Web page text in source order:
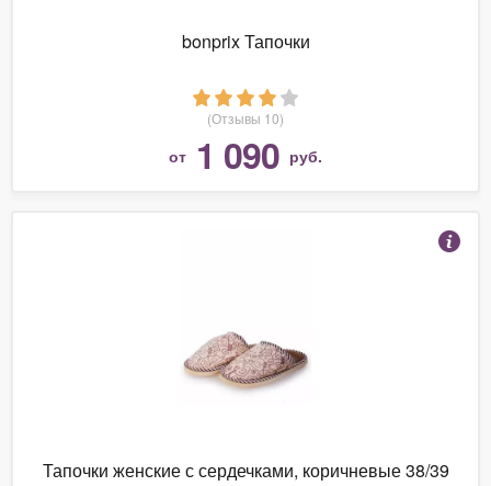
bonprix Тапочки
(Отзывы 10)
от 1 090 руб.
Тапочки женские с сердечками, коричневые 38/39